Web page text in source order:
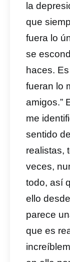
la
que
fuera lo
se
haces.
fueran lo
amigos.”
me
sentido
realistas,
veces,
todo, así
ello
parece
que es